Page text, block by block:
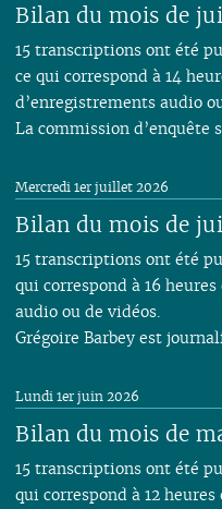
Bilan du mois de
15 transcriptions ont été
ce qui correspond à 14
d’enregistrements audio
La commission d’enquête
Bilan du mois de
Mercredi 1er juillet 2026
15 transcriptions ont été
qui correspond à 16
audio ou de vidéos.
Grégoire Barbey est
Bilan du mois de
Lundi 1er juin 2026
15 transcriptions ont été
qui correspond à 12